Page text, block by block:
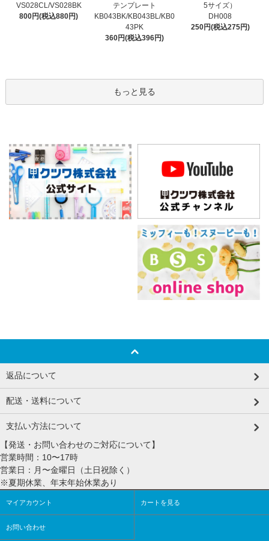
VS028CL/VS028BK
800円(税込880円)
テンプレート
KB043BK/KB043BL/KB0
43PK
360円(税込396円)
5サイズ）
DH008
250円(税込275円)
もっと見る
返品について
配送・送料について
支払い方法について
【発送・お問い合わせのご対応について】
営業時間：10〜17時
営業日：月〜金曜日（土日祝除く）
※夏期休業、年末年始休業あり
マイアカウント カートを見る
お問い合わせ